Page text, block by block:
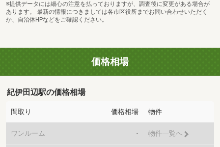
※提供データには細心の注意を払っておりますが、調査後に変更がある場合が
あります。 最新の情報につきましては各市区役所までお問い合わせいただく
か、自治体HPなどをご確認ください。
価格相場
紀伊田辺駅の価格相場
間取り 価格相場 物件
ワンルーム - 物件一覧へ